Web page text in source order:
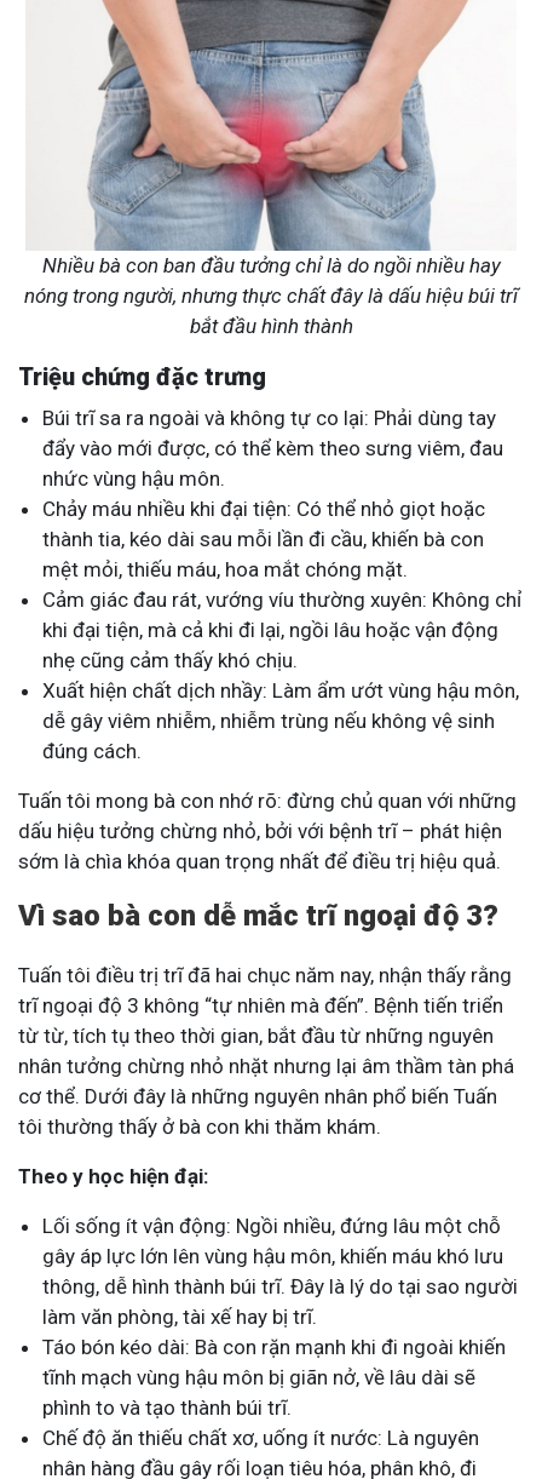
Nhiều bà con ban đầu tưởng chỉ là do ngồi nhiều hay
nóng trong người, nhưng thực chất đây là dấu hiệu búi trĩ
bắt đầu hình thành
Triệu chứng đặc trưng
Búi trĩ sa ra ngoài và không tự co lại: Phải dùng tay
đẩy vào mới được, có thể kèm theo sưng viêm, đau
nhức vùng hậu môn.
Chảy máu nhiều khi đại tiện: Có thể nhỏ giọt hoặc
thành tia, kéo dài sau mỗi lần đi cầu, khiến bà con
mệt mỏi, thiếu máu, hoa mắt chóng mặt.
Cảm giác đau rát, vướng víu thường xuyên: Không chỉ
khi đại tiện, mà cả khi đi lại, ngồi lâu hoặc vận động
nhẹ cũng cảm thấy khó chịu.
Xuất hiện chất dịch nhầy: Làm ẩm ướt vùng hậu môn,
dễ gây viêm nhiễm, nhiễm trùng nếu không vệ sinh
đúng cách.
Tuấn tôi mong bà con nhớ rõ: đừng chủ quan với những
dấu hiệu tưởng chừng nhỏ, bởi với bệnh trĩ – phát hiện
sớm là chìa khóa quan trọng nhất để điều trị hiệu quả.
Vì sao bà con dễ mắc trĩ ngoại độ 3?
Tuấn tôi điều trị trĩ đã hai chục năm nay, nhận thấy rằng
trĩ ngoại độ 3 không “tự nhiên mà đến”. Bệnh tiến triển
từ từ, tích tụ theo thời gian, bắt đầu từ những nguyên
nhân tưởng chừng nhỏ nhặt nhưng lại âm thầm tàn phá
cơ thể. Dưới đây là những nguyên nhân phổ biến Tuấn
tôi thường thấy ở bà con khi thăm khám.
Theo y học hiện đại:
Lối sống ít vận động: Ngồi nhiều, đứng lâu một chỗ
gây áp lực lớn lên vùng hậu môn, khiến máu khó lưu
thông, dễ hình thành búi trĩ. Đây là lý do tại sao người
làm văn phòng, tài xế hay bị trĩ.
Táo bón kéo dài: Bà con rặn mạnh khi đi ngoài khiến
tĩnh mạch vùng hậu môn bị giãn nở, về lâu dài sẽ
phình to và tạo thành búi trĩ.
Chế độ ăn thiếu chất xơ, uống ít nước: Là nguyên
nhân hàng đầu gây rối loạn tiêu hóa, phân khô, đi